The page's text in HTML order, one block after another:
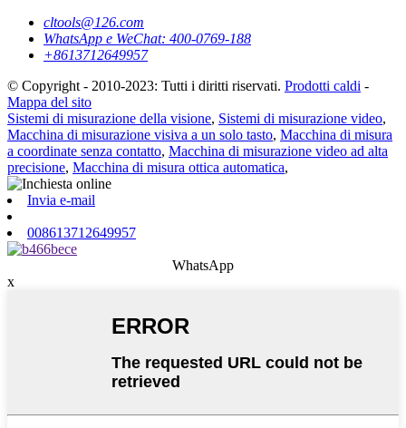
cltools@126.com
WhatsApp e WeChat: 400-0769-188
+8613712649957
© Copyright - 2010-2023: Tutti i diritti riservati. Prodotti caldi -
Mappa del sito
Sistemi di misurazione della visione, Sistemi di misurazione video,
Macchina di misurazione visiva a un solo tasto, Macchina di misura
a coordinate senza contatto, Macchina di misurazione video ad alta
precisione, Macchina di misura ottica automatica,
Invia e-mail
008613712649957
WhatsApp
x